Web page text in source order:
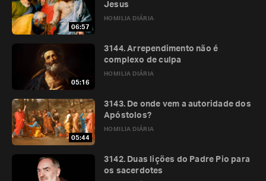
06:57
HOMILIA DIÁRIA
Jesus
05:16
HOMILIA DIÁRIA
3144. Arrependimento não é
complexo de culpa
05:44
HOMILIA DIÁRIA
3143. De onde vem a autoridade dos
Apóstolos?
3142. Duas lições do Padre Pio para
os sacerdotes